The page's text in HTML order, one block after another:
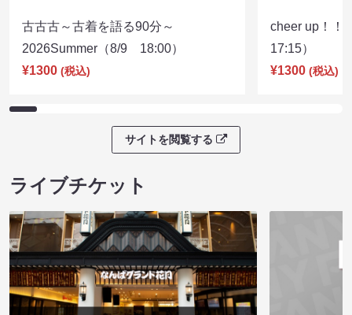
古古古～古着を語る90分～
2026Summer（8/9 18:00）
¥1300 (税込)
cheer up！
17:15）
¥1300 (税込)
サイトを閲覧する
ライブチケット